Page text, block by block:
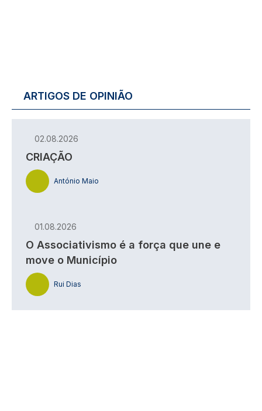
ARTIGOS DE OPINIÃO
02.08.2026
CRIAÇÃO
António Maio
01.08.2026
O Associativismo é a força que une e
move o Município
Rui Dias